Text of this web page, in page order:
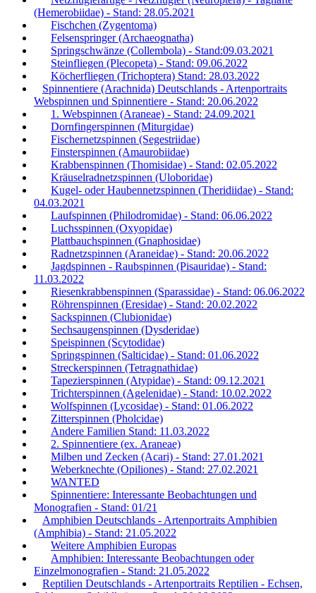
(Hemerobiidae) - Stand: 28.05.2021
Fischchen (Zygentoma)
Felsenspringer (Archaeognatha)
Springschwänze (Collembola) - Stand:09.03.2021
Steinfliegen (Plecopeta) - Stand: 09.06.2022
Köcherfliegen (Trichoptera) Stand: 28.03.2022
Spinnentiere (Arachnida) Deutschlands - Artenportraits
Webspinnen und Spinnentiere - Stand: 20.06.2022
1. Webspinnen (Araneae) - Stand: 24.09.2021
Dornfingerspinnen (Miturgidae)
Fischernetzspinnen (Segestriidae)
Finsterspinnen (Amaurobiidae)
Krabbenspinnen (Thomisidae) - Stand: 02.05.2022
Kräuselradnetzspinnen (Uloboridae)
Kugel- oder Haubennetzspinnen (Theridiidae) - Stand:
04.03.2021
Laufspinnen (Philodromidae) - Stand: 06.06.2022
Luchsspinnen (Oxyopidae)
Plattbauchspinnen (Gnaphosidae)
Radnetzspinnen (Araneidae) - Stand: 20.06.2022
Jagdspinnen - Raubspinnen (Pisauridae) - Stand:
11.03.2022
Riesenkrabbenspinnen (Sparassidae) - Stand: 06.06.2022
Röhrenspinnen (Eresidae) - Stand: 20.02.2022
Sackspinnen (Clubionidae)
Sechsaugenspinnen (Dysderidae)
Speispinnen (Scytodidae)
Springspinnen (Salticidae) - Stand: 01.06.2022
Streckerspinnen (Tetragnathidae)
Tapezierspinnen (Atypidae) - Stand: 09.12.2021
Trichterspinnen (Agelenidae) - Stand: 10.02.2022
Wolfspinnen (Lycosidae) - Stand: 01.06.2022
Zitterspinnen (Pholcidae)
Andere Familien Stand: 11.03.2022
2. Spinnentiere (ex. Araneae)
Milben und Zecken (Acari) - Stand: 27.01.2021
Weberknechte (Opiliones) - Stand: 27.02.2021
WANTED
Spinnentiere: Interessante Beobachtungen und
Monografien - Stand: 01/21
Amphibien Deutschlands - Artenportraits Amphibien
(Amphibia) - Stand: 21.05.2022
Weitere Amphibien Europas
Amphibien: Interessante Beobachtungen oder
Einzelmonografien - Stand: 21.05.2022
Reptilien Deutschlands - Artenportraits Reptilien - Echsen,